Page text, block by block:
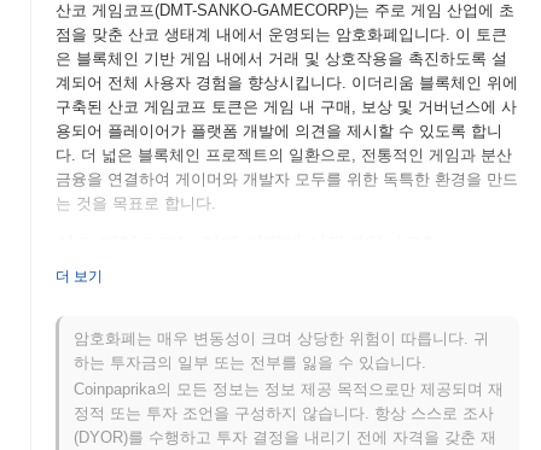
산코 게임코프(DMT-SANKO-GAMECORP)는 주로 게임 산업에 초
점을 맞춘 산코 생태계 내에서 운영되는 암호화폐입니다. 이 토큰
은 블록체인 기반 게임 내에서 거래 및 상호작용을 촉진하도록 설
계되어 전체 사용자 경험을 향상시킵니다. 이더리움 블록체인 위에
구축된 산코 게임코프 토큰은 게임 내 구매, 보상 및 거버넌스에 사
용되어 플레이어가 플랫폼 개발에 의견을 제시할 수 있도록 합니
다. 더 넓은 블록체인 프로젝트의 일환으로, 전통적인 게임과 분산
금융을 연결하여 게이머와 개발자 모두를 위한 독특한 환경을 만드
는 것을 목표로 합니다.
산코 게임코프(DMT-Sanko-GameCorp)는 2023년에 출시되어 블록
다. 이 프로젝트는 분산 금융과 게임 경험을 통합하고자 하는 게임
및 블록체인 열정가들로 구성된 팀에 의해 만들어졌습니다. 초기
개발 이정표에는 주요 거래소에 최초 상장된 것이 포함되어 있으
며, 이는 시장 존재감을 확립하고 사용자 및 개발자 커뮤니티를 성
장시키는 데 도움을 주었습니다.
더 보기
암호화폐는 매우 변동성이 크며 상당한 위험이 따릅니다. 귀
하는 투자금의 일부 또는 전부를 잃을 수 있습니다.
Coinpaprika의 모든 정보는 정보 제공 목적으로만 제공되며 재
정적 또는 투자 조언을 구성하지 않습니다. 항상 스스로 조사
(DYOR)를 수행하고 투자 결정을 내리기 전에 자격을 갖춘 재